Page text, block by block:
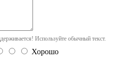
Используйте обычный текст.
Хорошо